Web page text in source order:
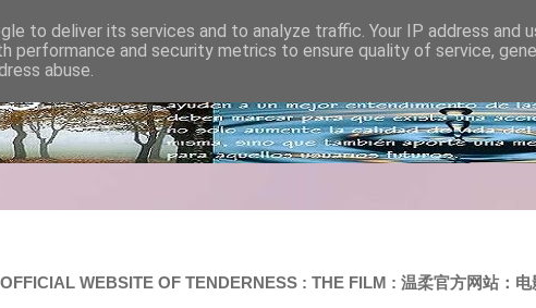
WEBSITE OF TENDERNESS : THE FILM : 温柔官方网站：电
to deliver its services and to analyze traffic. Your IP address and
performance and security metrics to ensure quality of service,
abuse.